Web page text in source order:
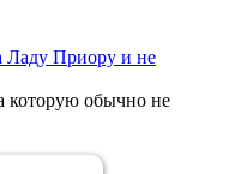
Ладу Приору и не
которую обычно не